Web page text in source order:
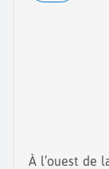
À l’ouest de la Sicile, Trapani est une ville portuaire